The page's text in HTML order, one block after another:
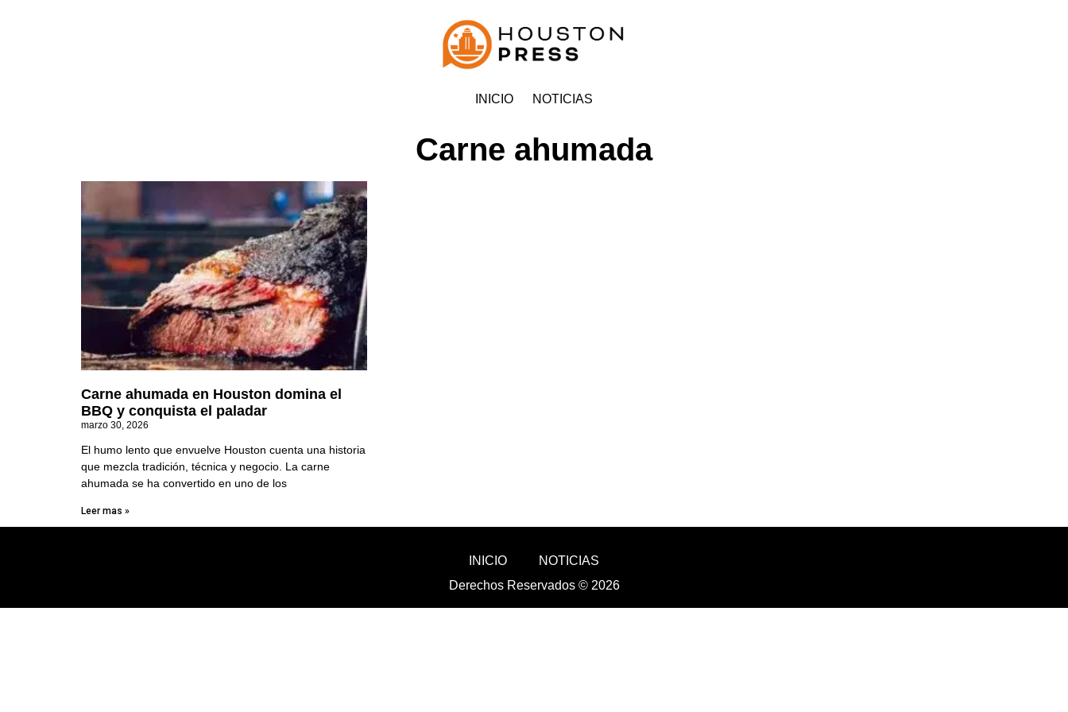
INICIO NOTICIAS
Carne ahumada
Carne ahumada en Houston domina el
BBQ y conquista el paladar
marzo 30, 2026
El humo lento que envuelve Houston cuenta una historia
que mezcla tradición, técnica y negocio. La carne
ahumada se ha convertido en uno de los
Leer mas »
INICIO
NOTICIAS
Derechos Reservados © 2026